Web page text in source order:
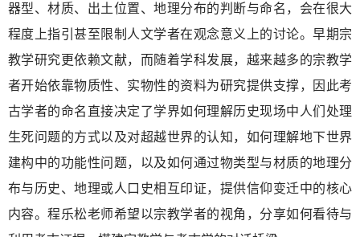
器型、材质、出土位置、地理分布的判断与命名，会在很大
程度上指引甚至限制人文学者在观念意义上的讨论。早期宗
教学研究更依赖文献，而随着学科发展，越来越多的宗教学
者开始依靠物质性、实物性的资料为研究提供支撑，因此考
古学者的命名直接决定了学界如何理解历史现场中人们处理
生死问题的方式以及对超越世界的认知，如何理解地下世界
建构中的功能性问题，以及如何通过物类型与材质的地理分
布与历史、地理或人口史相互印证，提供信仰变迁中的核心
内容。程乐松老师希望以宗教学者的视角，分享如何看待与